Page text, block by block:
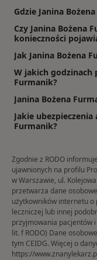
Gdzie Janina
Czy Janina Bożena
konieczności
Jak Janina Bożena
W jakich godzinach
Furmanik?
Janina Bożena
Jakie
Furmanik?
Zgodnie z RODO
ujawnionych na profilu
w Warszawie, ul.
przetwarza dane
użytkowników internetu o
leczniczej lub innej
przyjmowania pacjentów
lit. f RODO) Dane
tym CEIDG. Więcej o
https://